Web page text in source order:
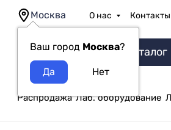
Москва
Ваш город Москва?
О нас Контакты
Каталог
Распродажа Лаб. оборудование